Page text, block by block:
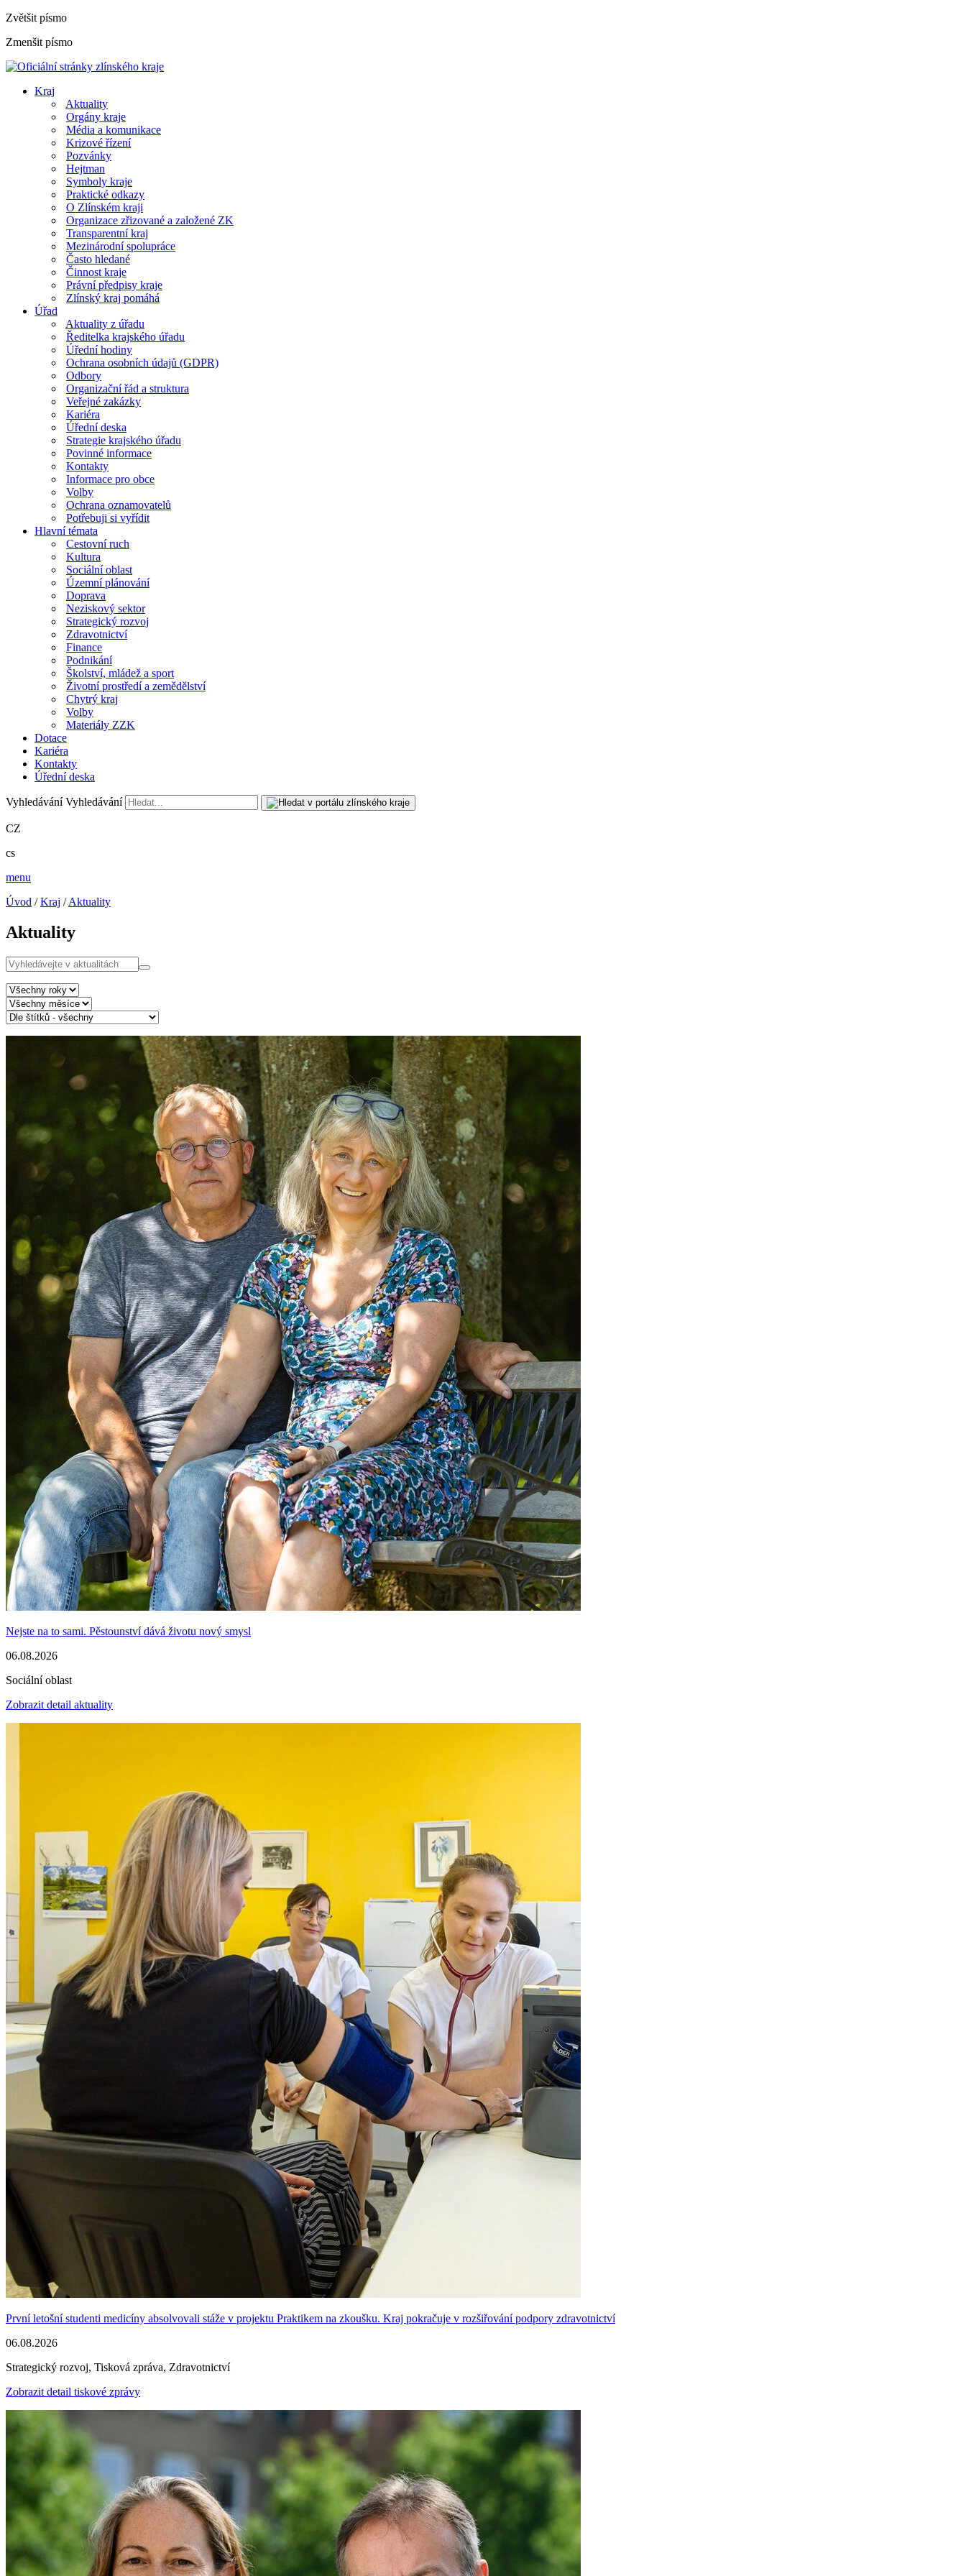
Zvětšit písmo
Zmenšit písmo
Kraj
Aktuality
Orgány kraje
Média a komunikace
Krizové řízení
Pozvánky
Hejtman
Symboly kraje
Praktické odkazy
O Zlínském kraji
Organizace zřizované a založené ZK
Transparentní kraj
Mezinárodní spolupráce
Často hledané
Činnost kraje
Právní předpisy kraje
Zlínský kraj pomáhá
Úřad
Aktuality z úřadu
Ředitelka krajského úřadu
Úřední hodiny
Ochrana osobních údajů (GDPR)
Odbory
Organizační řád a struktura
Veřejné zakázky
Kariéra
Úřední deska
Strategie krajského úřadu
Povinné informace
Kontakty
Informace pro obce
Volby
Ochrana oznamovatelů
Potřebuji si vyřídit
Hlavní témata
Cestovní ruch
Kultura
Sociální oblast
Územní plánování
Doprava
Neziskový sektor
Strategický rozvoj
Zdravotnictví
Finance
Podnikání
Školství, mládež a sport
Životní prostředí a zemědělství
Chytrý kraj
Volby
Materiály ZZK
Dotace
Kariéra
Kontakty
Úřední deska
Vyhledávání Vyhledávání
CZ
cs
menu
Úvod /Kraj /Aktuality
Aktuality
Nejste na to sami. Pěstounství dává životu nový smysl
06.08.2026
Sociální oblast
Zobrazit detail aktuality
První letošní studenti medicíny absolvovali stáže v projektu Praktikem na zkoušku. Kraj pokračuje v rozšiřování podpory zdravotnictví
06.08.2026
Strategický rozvoj, Tisková zpráva, Zdravotnictví
Zobrazit detail tiskové zprávy